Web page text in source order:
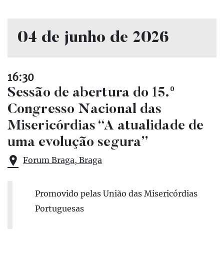
04 de junho de 2026
16:30
Sessão de abertura do 15.º
Congresso Nacional das
Misericórdias “A atualidade de
uma evolução segura”
Forum Braga, Braga
Promovido pelas União das Misericórdias
Portuguesas